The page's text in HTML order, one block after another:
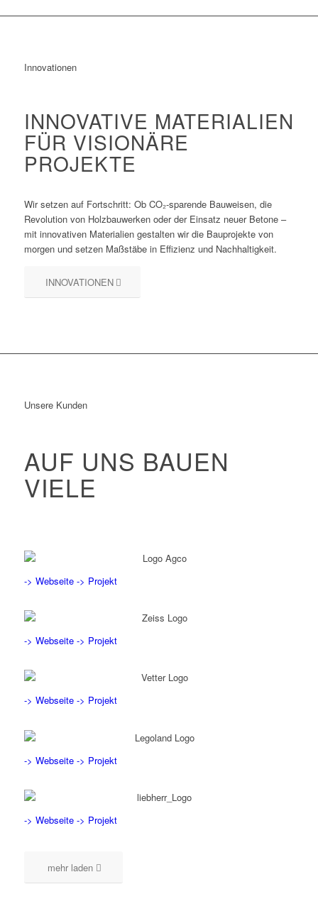
Innovationen
INNOVATIVE MATERIALIEN
FÜR VISIONÄRE
PROJEKTE
Wir setzen auf Fortschritt: Ob CO₂-sparende Bauweisen, die
Revolution von Holzbauwerken oder der Einsatz neuer Betone –
mit innovativen Materialien gestalten wir die Bauprojekte von
morgen und setzen Maßstäbe in Effizienz und Nachhaltigkeit.
INNOVATIONEN
Unsere Kunden
AUF UNS BAUEN
VIELE
-> Webseite -> Projekt
-> Webseite -> Projekt
-> Webseite -> Projekt
-> Webseite -> Projekt
-> Webseite -> Projekt
mehr laden